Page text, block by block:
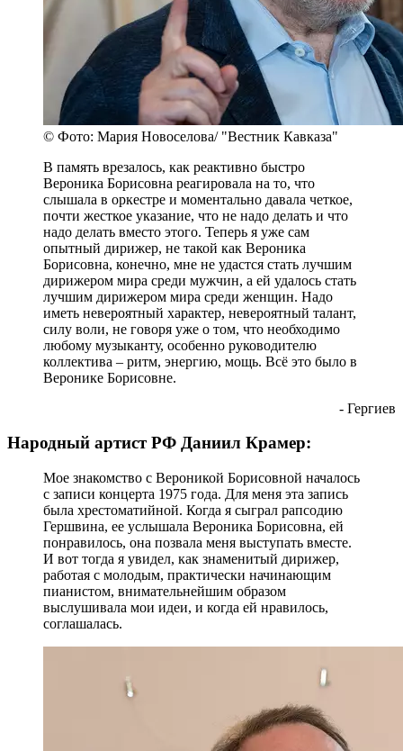
© Фото: Мария Новоселова/ "Вестник Кавказа"
В память врезалось, как реактивно быстро
Вероника Борисовна реагировала на то, что
слышала в оркестре и моментально давала четкое,
почти жесткое указание, что не надо делать и что
надо делать вместо этого. Теперь я уже сам
опытный дирижер, не такой как Вероника
Борисовна, конечно, мне не удастся стать лучшим
дирижером мира среди мужчин, а ей удалось стать
лучшим дирижером мира среди женщин. Надо
иметь невероятный характер, невероятный талант,
силу воли, не говоря уже о том, что необходимо
любому музыканту, особенно руководителю
коллектива – ритм, энергию, мощь. Всё это было в
Веронике Борисовне.
- Гергиев
Народный артист РФ Даниил Крамер:
Мое знакомство с Вероникой Борисовной началось
с записи концерта 1975 года. Для меня эта запись
была хрестоматийной. Когда я сыграл рапсодию
Гершвина, ее услышала Вероника Борисовна, ей
понравилось, она позвала меня выступать вместе.
И вот тогда я увидел, как знаменитый дирижер,
работая с молодым, практически начинающим
пианистом, внимательнейшим образом
выслушивала мои идеи, и когда ей нравилось,
соглашалась.